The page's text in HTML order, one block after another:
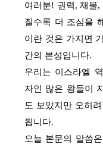
여러분! 권력, 재물
질수록 더 조심을
이란 것은 가지면
간의 본성입니다.
우리는 이스라엘
자인 많은 왕들이
도 보았지만 오히
됩니다.
오늘 본문의 말씀